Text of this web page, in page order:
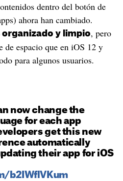
dentro del botón de
ahora han cambiado.
organizado y limpio, pero
de espacio que en iOS 12 y
para algunos usuarios.
now change the
for each app
get this new
automatically
their app for iOS
b2IWflVKum